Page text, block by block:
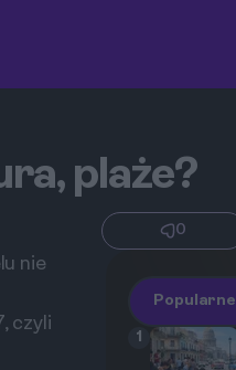
plaże?
0
nie
czyli
Popularne
1